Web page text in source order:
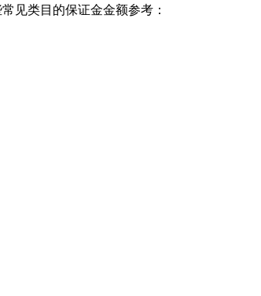
见类目的保证金金额参考：